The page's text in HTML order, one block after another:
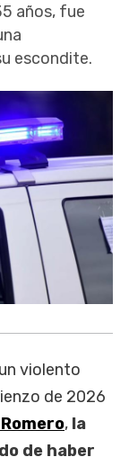
años, fue
escondite.
violento
de 2026
, la
de haber